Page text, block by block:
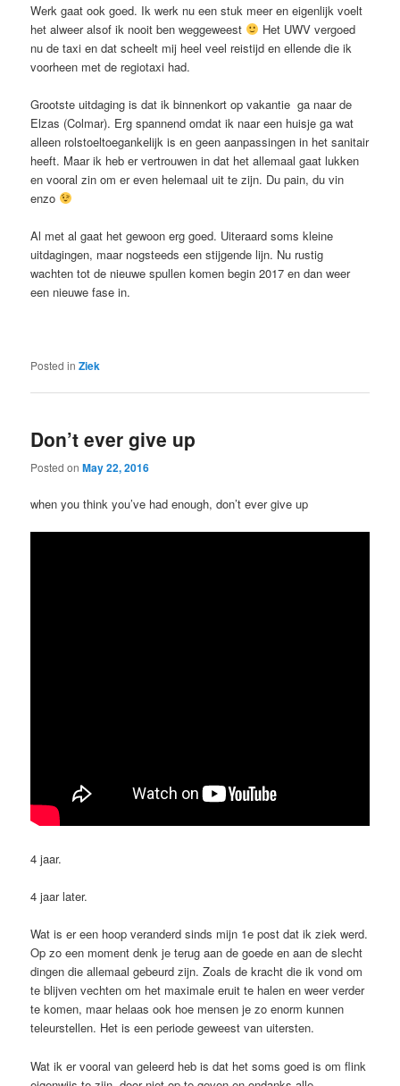
Werk gaat ook goed. Ik werk nu een stuk meer en eigenlijk voelt
het alweer alsof ik nooit ben weggeweest
Het UWV vergoed
nu de taxi en dat scheelt mij heel veel reistijd en ellende die ik
voorheen met de regiotaxi had.
Grootste uitdaging is dat ik binnenkort op vakantie ga naar de
Elzas (Colmar). Erg spannend omdat ik naar een huisje ga wat
alleen rolstoeltoegankelijk is en geen aanpassingen in het sanitair
heeft. Maar ik heb er vertrouwen in dat het allemaal gaat lukken
en vooral zin om er even helemaal uit te zijn. Du pain, du vin
enzo
Al met al gaat het gewoon erg goed. Uiteraard soms kleine
uitdagingen, maar nogsteeds een stijgende lijn. Nu rustig
wachten tot de nieuwe spullen komen begin 2017 en dan weer
een nieuwe fase in.
Posted in Ziek
Don’t ever give up
Posted onMay 22, 2016
when you think you’ve had enough, don’t ever give up
4 jaar.
4 jaar later.
Wat is er een hoop veranderd sinds mijn 1e post dat ik ziek werd.
Op zo een moment denk je terug aan de goede en aan de slecht
dingen die allemaal gebeurd zijn. Zoals de kracht die ik vond om
te blijven vechten om het maximale eruit te halen en weer verder
te komen, maar helaas ook hoe mensen je zo enorm kunnen
teleurstellen. Het is een periode geweest van uitersten.
Wat ik er vooral van geleerd heb is dat het soms goed is om flink